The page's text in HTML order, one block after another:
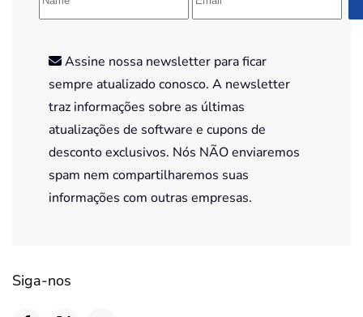
Assine nossa newsletter para ficar
sempre atualizado conosco. A newsletter
traz informações sobre as últimas
atualizações de software e cupons de
desconto exclusivos. Nós NÃO enviaremos
spam nem compartilharemos suas
informações com outras empresas.
Siga-nos